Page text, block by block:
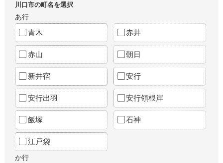
川口市の町名を選択
あ行
青木 赤井
赤山 朝日
新井宿 安行
安行出羽 安行領根岸
飯塚 石神
江戸袋
か行